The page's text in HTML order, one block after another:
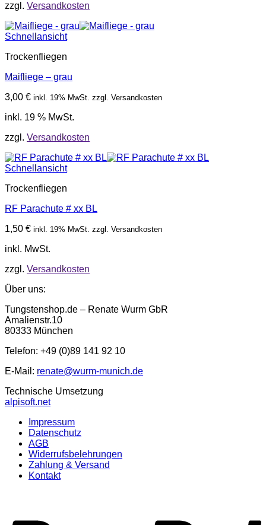
zzgl. Versandkosten
Schnellansicht
Trockenfliegen
Maifliege – grau
3,00 € inkl. 19% MwSt. zzgl. Versandkosten
inkl. 19 % MwSt.
zzgl. Versandkosten
Schnellansicht
Trockenfliegen
RF Parachute # xx BL
1,50 € inkl. 19% MwSt. zzgl. Versandkosten
inkl. MwSt.
zzgl. Versandkosten
Über uns:
Tungstenshop.de – Renate Wurm GbR
Amalienstr.10
80333 München
Telefon: +49 (0)89 141 92 10
E-Mail: renate@wurm-munich.de
Technische Umsetzung
alpisoft.net
Impressum
Datenschutz
AGB
Widerrufsbelehrungen
Zahlung & Versand
Kontakt